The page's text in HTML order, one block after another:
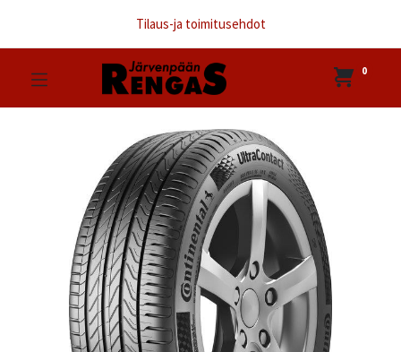
Tilaus-ja toimitusehdot
0